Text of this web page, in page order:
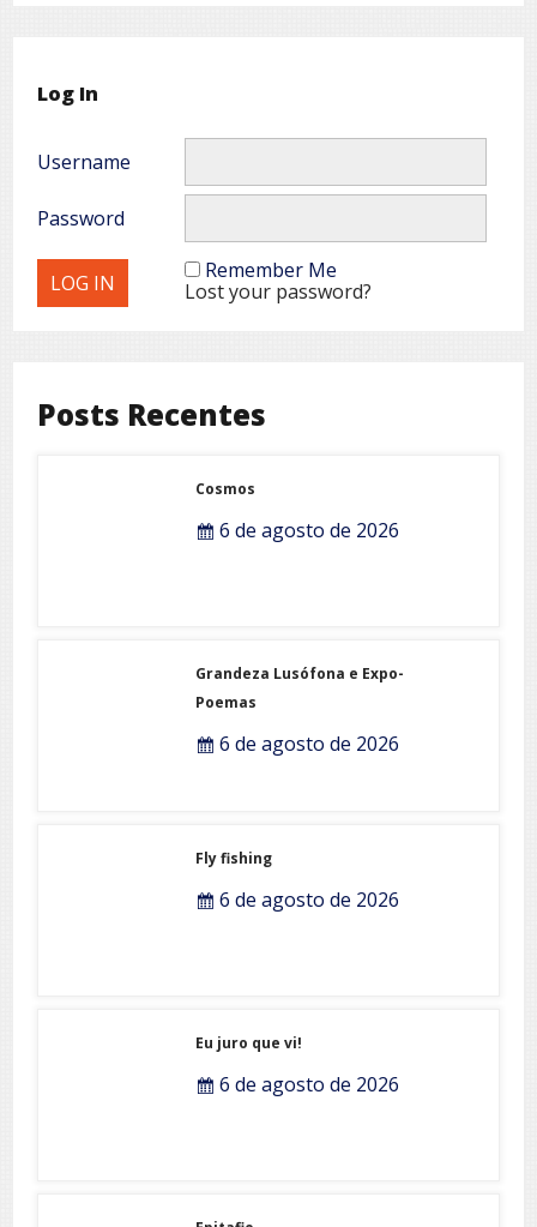
Log In
Username
Password
Remember Me
Lost your password?
Posts Recentes
Cosmos
6 de agosto de 2026
Grandeza Lusófona e Expo-
Poemas
6 de agosto de 2026
Fly fishing
6 de agosto de 2026
Eu juro que vi!
6 de agosto de 2026